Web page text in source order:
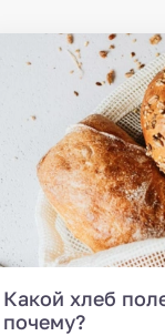
Какой хлеб
почему?